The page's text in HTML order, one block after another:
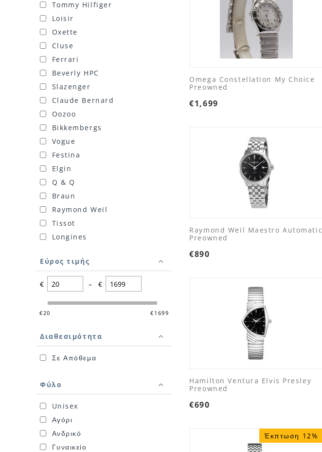
Tommy Hilfiger
Loisir
Oxette
Cluse
Ferrari
Beverly HPC
Slazenger
Claude Bernard
Oozoo
Bikkembergs
Vogue
Festina
Elgin
Q & Q
Braun
Raymond Weil
Tissot
Longines
Εύρος τιμής
€ – €
‎€20 ‎€ 1699
Διαθεσιμότητα
Σε Απόθεμα
Φύλο
Unisex
Αγόρι
Ανδρικό
Γυναικείο
Omega Constellation My Choice
Preowned
€1,699
Raymond Weil Maestro Automatic
Preowned
€890
Hamilton Ventura Elvis Presley
Preowned
€690
Έκπτωση 12%